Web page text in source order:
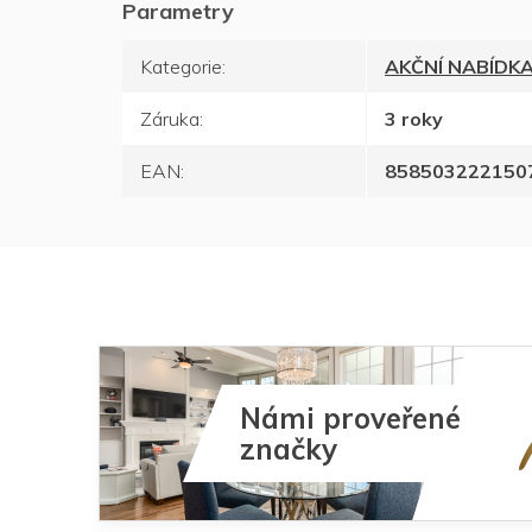
Kategorie: AKČNÍ
Záruka: 3 roky
EAN:
Námi proveřené
značky